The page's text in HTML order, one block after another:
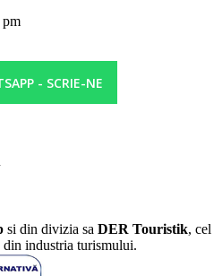
- SCRIE-NE
si din divizia sa DER Touristik, cel
din industria turismului.